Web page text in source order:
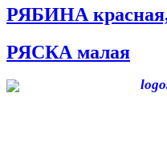
РЯБИНА
РЯСКА малая